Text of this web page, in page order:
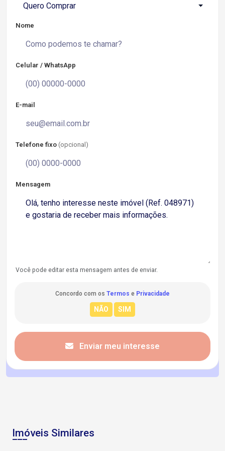
Quero Comprar
Nome
Celular / WhatsApp
E-mail
Telefone fixo (opcional)
Mensagem
Você pode editar esta mensagem antes de enviar.
Concordo com os Termos e Privacidade
Enviar meu interesse
Imóveis Similares